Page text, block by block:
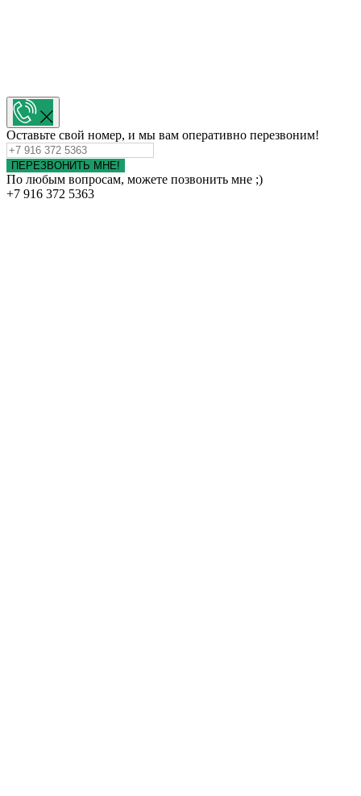
Оставьте свой номер, и мы вам оперативно перезвоним!
ПЕРЕЗВОНИТЬ МНЕ!
По любым вопросам, можете позвонить мне ;)
+7 916 372 5363